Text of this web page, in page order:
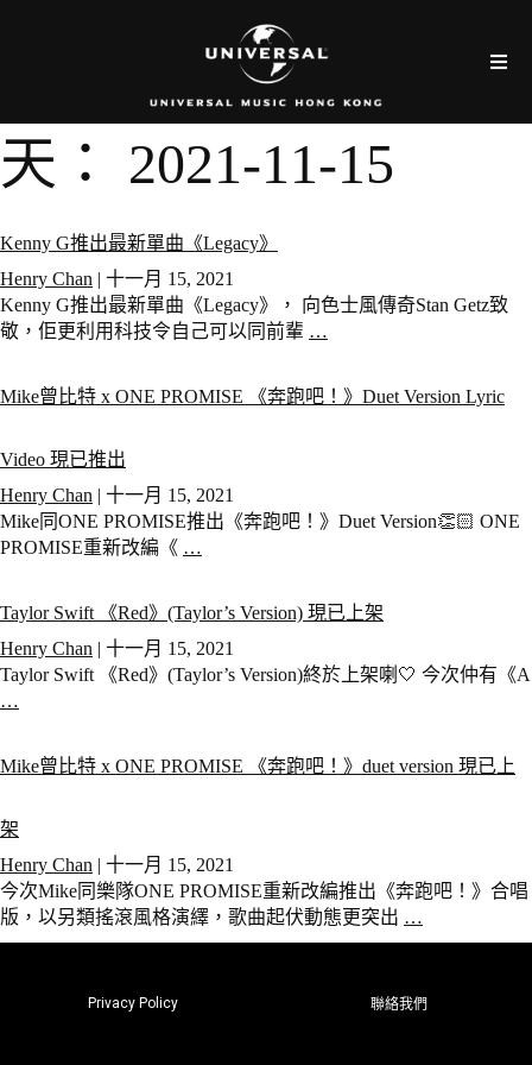
天： 2021-11-15
Kenny G推出最新單曲《Legacy》
Henry Chan | 十一月 15, 2021
Kenny G推出最新單曲《Legacy》， 向色士風傳奇Stan Getz致
敬，佢更利用科技令自己可以同前輩 …
Mike曾比特 x ONE PROMISE 《奔跑吧！》Duet Version Lyric
Video 現已推出
Henry Chan | 十一月 15, 2021
Mike同ONE PROMISE推出《奔跑吧！》Duet Version👏🏻 ONE
PROMISE重新改編《 …
Taylor Swift 《Red》(Taylor’s Version) 現已上架
Henry Chan | 十一月 15, 2021
Taylor Swift 《Red》(Taylor’s Version)終於上架喇🤍 今次仲有《A
…
Mike曾比特 x ONE PROMISE 《奔跑吧！》duet version 現已上
架
Henry Chan | 十一月 15, 2021
今次Mike同樂隊ONE PROMISE重新改編推出《奔跑吧！》合唱
版，以另類搖滾風格演繹，歌曲起伏動態更突出 …
Privacy Policy 聯絡我們